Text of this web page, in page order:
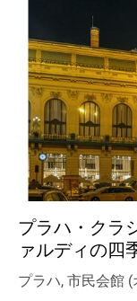
プラハ・クラ
ァルディの四
プラハ, 市民会館